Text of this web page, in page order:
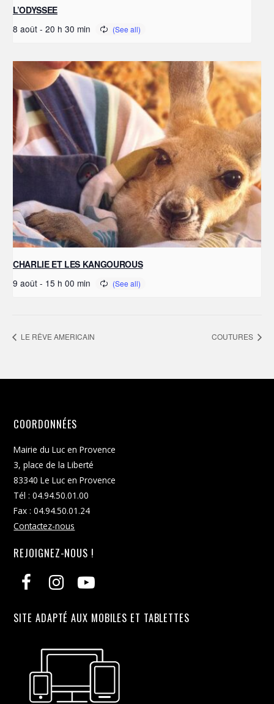
L’ODYSSEE
8 août - 20 h 30 min
CHARLIE ET LES KANGOUROUS
9 août - 15 h 00 min
LE RÊVE AMERICAIN COUTURES
COORDONNÉES
Mairie du Luc en Provence
3, place de la Liberté
83340 Le Luc en Provence
Tél : 04.94.50.01.00
Fax : 04.94.50.01.24
Contactez-nous
REJOIGNEZ-NOUS !
SITE ADAPTÉ AUX MOBILES ET TABLETTES